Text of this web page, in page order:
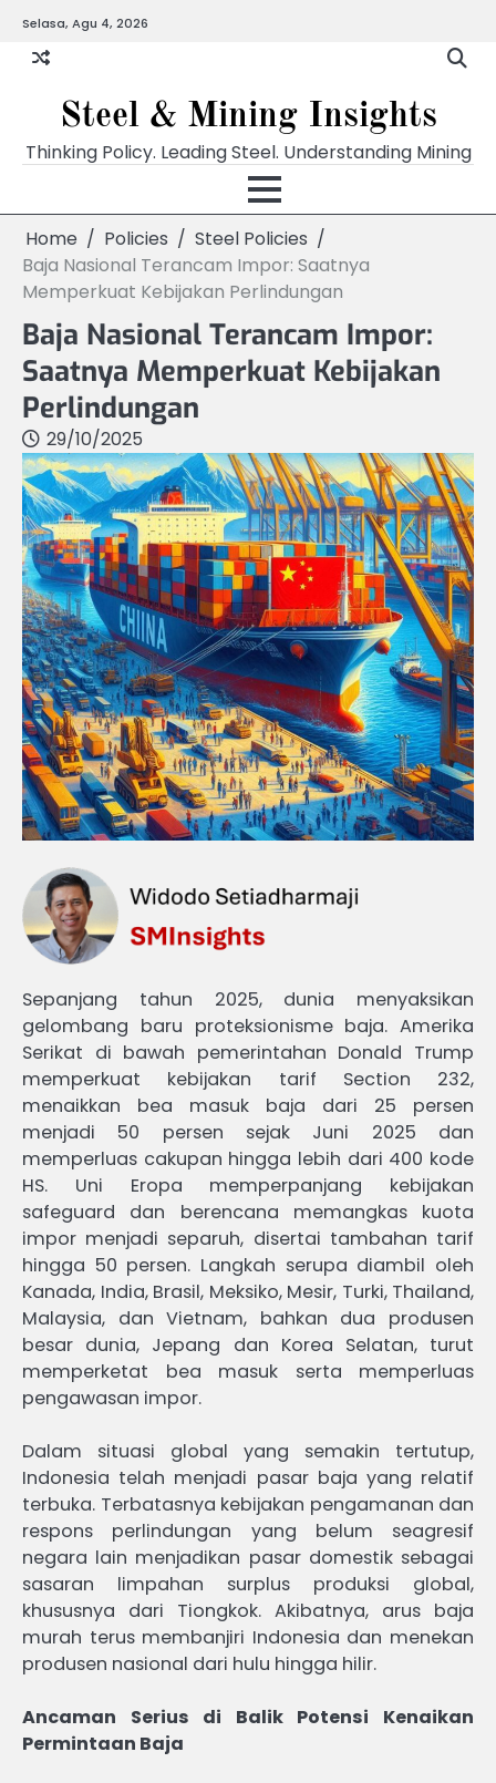
content
Selasa, Agu 4, 2026
Steel & Mining Insights
Thinking Policy. Leading Steel. Understanding Mining
Home Policies
Steel Policies
Baja Nasional Terancam Impor: Saatnya
Memperkuat Kebijakan Perlindungan
Baja Nasional Terancam Impor:
Saatnya Memperkuat Kebijakan
Perlindungan
29/10/2025
Sepanjang tahun 2025, dunia menyaksikan
gelombang baru proteksionisme baja. Amerika
Serikat di bawah pemerintahan Donald Trump
memperkuat kebijakan tarif Section 232,
menaikkan bea masuk baja dari 25 persen
menjadi 50 persen sejak Juni 2025 dan
memperluas cakupan hingga lebih dari 400 kode
HS. Uni Eropa memperpanjang kebijakan
safeguard dan berencana memangkas kuota
impor menjadi separuh, disertai tambahan tarif
hingga 50 persen. Langkah serupa diambil oleh
Kanada, India, Brasil, Meksiko, Mesir, Turki, Thailand,
Malaysia, dan Vietnam, bahkan dua produsen
besar dunia, Jepang dan Korea Selatan, turut
memperketat bea masuk serta memperluas
pengawasan impor.
Dalam situasi global yang semakin tertutup,
Indonesia telah menjadi pasar baja yang relatif
terbuka. Terbatasnya kebijakan pengamanan dan
respons perlindungan yang belum seagresif
negara lain menjadikan pasar domestik sebagai
sasaran limpahan surplus produksi global,
khususnya dari Tiongkok. Akibatnya, arus baja
murah terus membanjiri Indonesia dan menekan
produsen nasional dari hulu hingga hilir.
Ancaman Serius di Balik Potensi Kenaikan
Permintaan Baja